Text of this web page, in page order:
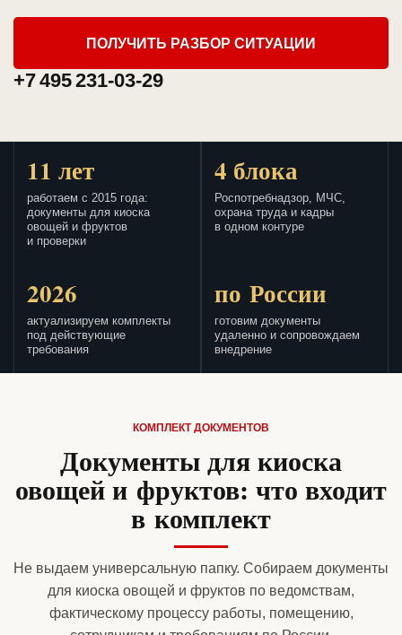
ПОЛУЧИТЬ РАЗБОР СИТУАЦИИ
+7 495 231-03-29
11 лет
работаем с 2015 года:
документы для киоска
овощей и фруктов
и проверки
4 блока
Роспотребнадзор, МЧС,
охрана труда и кадры
в одном контуре
2026
актуализируем комплекты
под действующие
требования
по России
готовим документы
удаленно и сопровождаем
внедрение
КОМПЛЕКТ ДОКУМЕНТОВ
Документы для киоска
овощей и фруктов: что входит
в комплект
Не выдаем универсальную папку. Собираем документы
для киоска овощей и фруктов по ведомствам,
фактическому процессу работы, помещению,